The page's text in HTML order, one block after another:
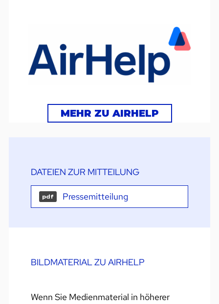
MEHR ZU AIRHELP
DATEIEN ZUR MITTEILUNG
pdf Pressemitteilung
BILDMATERIAL ZU AIRHELP
Wenn Sie Medienmaterial in höherer